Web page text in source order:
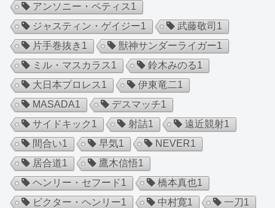
アンソニー・ペティス1
ジャスティン・ゲイジー1 武藤敬司 1
片手巻抜き 1 獣神サンダーライガー1
ミル・マスカラス1 鈴木みのる1
大日本プロレス1 伊東竜二1
MASADA1 デスマッチ1
サイドキック1 射詰1 遠近競射1
間合い1 早気1 NEVER1
居合道1 鷹木信悟1
ヘンリー・セフード1 橋本真也1
ビクター・ヘンリー1 中村寛1 一刀1